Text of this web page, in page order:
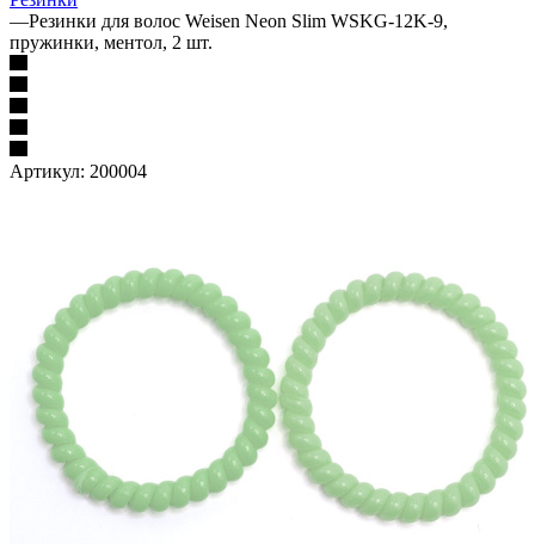
—Резинки для волос Weisen Neon Slim WSKG-12K-9,
пружинки, ментол, 2 шт.
Артикул: 200004